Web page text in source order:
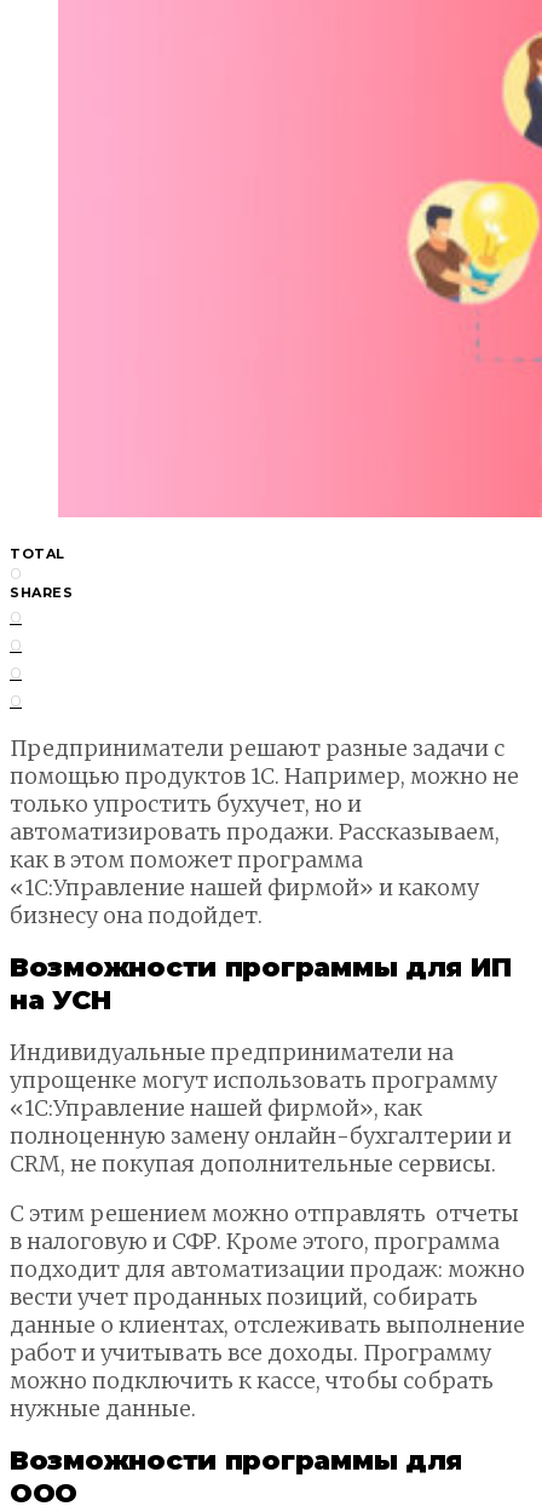
TOTAL
0
SHARES
0
0
0
0
Предприниматели решают разные задачи с
помощью продуктов 1С. Например, можно не
только упростить бухучет, но и
автоматизировать продажи. Рассказываем,
как в этом поможет программа
«1С:Управление нашей фирмой» и какому
бизнесу она подойдет.
Возможности программы для ИП
на УСН
Индивидуальные предприниматели на
упрощенке могут использовать программу
«1С:Управление нашей фирмой», как
полноценную замену онлайн-бухгалтерии и
CRM, не покупая дополнительные сервисы.
С этим решением можно отправлять отчеты
в налоговую и СФР. Кроме этого, программа
подходит для автоматизации продаж: можно
вести учет проданных позиций, собирать
данные о клиентах, отслеживать выполнение
работ и учитывать все доходы. Программу
можно подключить к кассе, чтобы собрать
нужные данные.
Возможности программы для
ООО